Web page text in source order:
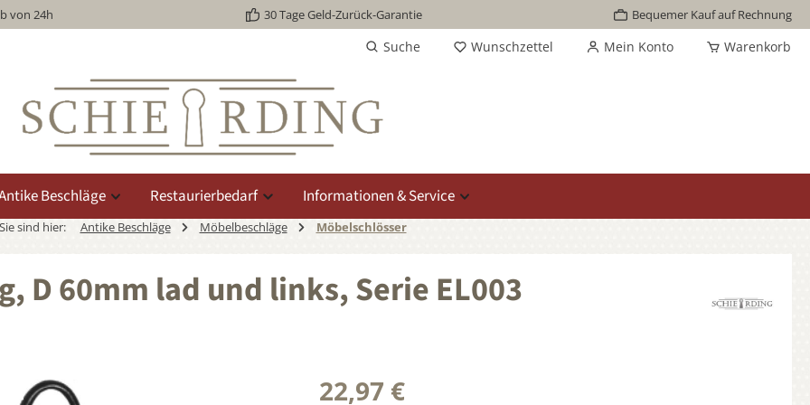
von 24h 30 Tage Geld-Zurück-Garantie Bequemer Kauf auf Rechnung
Suche Wunschzettel Mein Konto Warenkorb
Beschläge Restaurierbedarf Informationen & Service
Sie sind hier: Antike Beschläge Möbelbeschläge Möbelschlösser
D 60mm lad und links, Serie EL003
22,97 €